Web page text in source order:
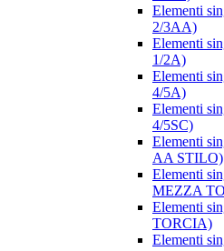
Elementi
2/3AA)
Elementi
1/2A)
Elementi
4/5A)
Elementi
4/5SC)
Elementi
AA STILO)
Elementi
MEZZA
Elementi
TORCIA)
Elementi